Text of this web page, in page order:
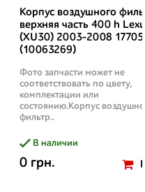
Корпус воздушного
верхняя часть 400 h
(XU30) 2003-2008
(10063269)
Фото запчасти может не
соответствовать по цвету,
комплектации или
состоянию.Корпус
фильтр..
В наличии
0 грн.